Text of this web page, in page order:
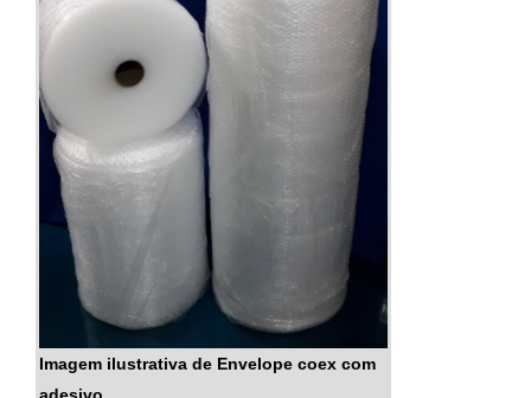
Imagem ilustrativa de Envelope coex com
adesivo